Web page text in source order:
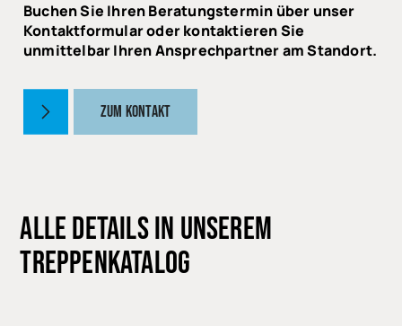
Buchen Sie Ihren Beratungstermin über unser
Kontaktformular oder kontaktieren Sie
unmittelbar Ihren Ansprechpartner am Standort.
ZUM KONTAKT
ALLE DETAILS IN UNSEREM
TREPPENKATALOG